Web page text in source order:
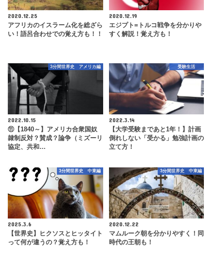
2020.12.25
アフリカのイスラーム化を総ざら
い！語呂合わせでの覚え方も！！
2020.12.19
エジプト=トルコ戦争を分かりや
すく解説！覚え方も！
3分間世界史 アメリカ編
2022.10.15
⑪【1840～】アメリカ合衆国奴
隷制反対？賛成？論争（ミズーリ
協定、共和…
受験生活
2022.3.14
【大学受験まであと1年！】計画
倒れしない「受かる」勉強計画の
立て方！
3分間世界史 中東編
2025.3.6
【世界史】ヒクソスとヒッタイト
って何が違うの？覚え方も！
3分間世界史 中東編
2020.12.22
マムルーク朝を分かりやすく！同
時代の王朝も！